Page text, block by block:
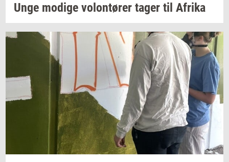
Unge mo­di­ge vo­lontø­rer tager til Afri­ka